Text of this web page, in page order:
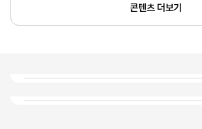
콘텐츠 더보기